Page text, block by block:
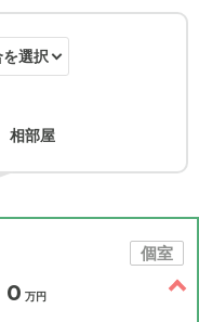
相部屋
個室
0 万円